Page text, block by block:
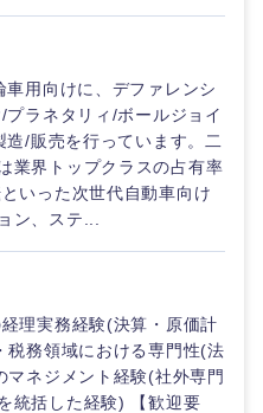
車用向けに、デファレンシ
ラネタリィ/ボールジョイ
/販売を行っています。二
業界トップクラスの占有率
いった次世代自動車向け
ン、ステ...
理実務経験(決算・原価計
税務領域における専門性(法
マネジメント経験(社外専門
統括した経験) 【歓迎要